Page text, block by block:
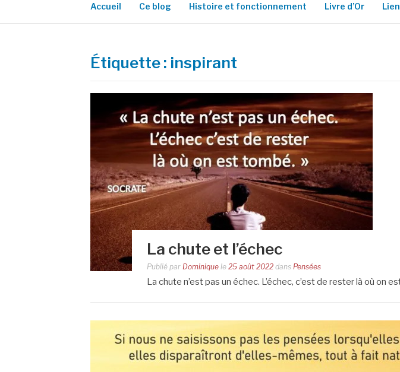
Accueil Ce blog Histoire et fonctionnement Livre d’Or
Étiquette : inspirant
La chute et l’échec
Publié par Dominique le 25 août 2022 dans Pensées
La chute n’est pas un échec. L’échec, c’est de rester là où on